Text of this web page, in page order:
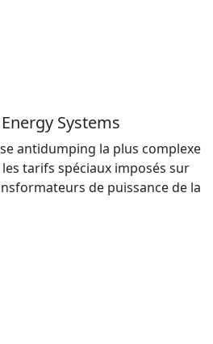
Systems
antidumping la plus complexe
tarifs spéciaux imposés sur
de puissance de la